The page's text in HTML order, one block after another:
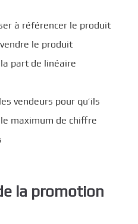
à référencer le produit
le produit
part de linéaire
vendeurs pour qu’ils
maximum de chiffre
la promotion